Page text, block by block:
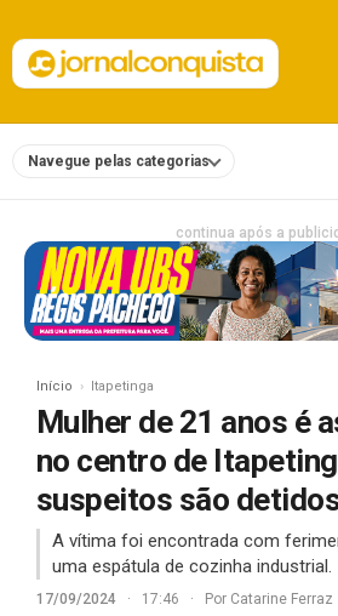
Navegue pelas categorias
continua após a
Início Itapetinga
Mulher de 21 anos é
no centro de
suspeitos são
A vítima foi encontrada com
uma espátula de cozinha industrial.
17/09/2024 · 17:46 · Por Catarine Ferraz